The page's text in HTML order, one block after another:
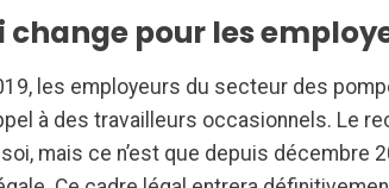
change pour les
les employeurs du secteur des
à des travailleurs occasionnels. Le
soi, mais ce n’est que depuis décembre